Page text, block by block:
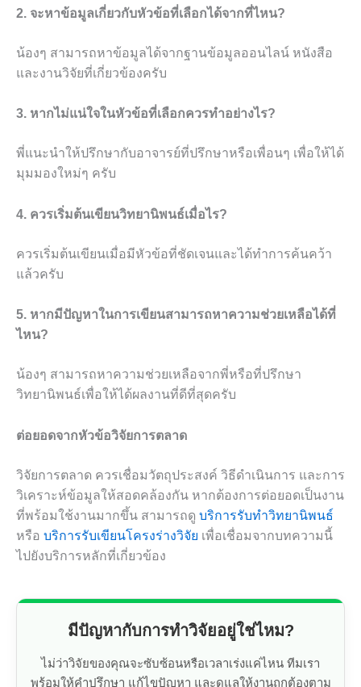
2. จะหาข้อมูลเกี่ยวกับหัวข้อที่เลือกได้จากที่ไหน?
น้องๆ สามารถหาข้อมูลได้จากฐานข้อมูลออนไลน์ หนังสือ
และงานวิจัยที่เกี่ยวข้องครับ
3. หากไม่แน่ใจในหัวข้อที่เลือกควรทำอย่างไร?
พี่แนะนำให้ปรึกษากับอาจารย์ที่ปรึกษาหรือเพื่อนๆ เพื่อให้ได้
มุมมองใหม่ๆ ครับ
4. ควรเริ่มต้นเขียนวิทยานิพนธ์เมื่อไร?
ควรเริ่มต้นเขียนเมื่อมีหัวข้อที่ชัดเจนและได้ทำการค้นคว้า
แล้วครับ
5. หากมีปัญหาในการเขียนสามารถหาความช่วยเหลือได้ที่
ไหน?
น้องๆ สามารถหาความช่วยเหลือจากพี่หรือที่ปรึกษา
วิทยานิพนธ์เพื่อให้ได้ผลงานที่ดีที่สุดครับ
ต่อยอดจากหัวข้อวิจัยการตลาด
วิจัยการตลาด ควรเชื่อมวัตถุประสงค์ วิธีดำเนินการ และการ
วิเคราะห์ข้อมูลให้สอดคล้องกัน หากต้องการต่อยอดเป็นงาน
ที่พร้อมใช้งานมากขึ้น สามารถดู บริการรับทำวิทยานิพนธ์
หรือ บริการรับเขียนโครงร่างวิจัย เพื่อเชื่อมจากบทความนี้
ไปยังบริการหลักที่เกี่ยวข้อง
มีปัญหากับการทำวิจัยอยู่ใช่ไหม?
ไม่ว่าวิจัยของคุณจะซับซ้อนหรือเวลาเร่งแค่ไหน ทีมเรา
พร้อมให้คำปรึกษา แก้ไขปัญหา และดูแลให้งานถูกต้องตาม